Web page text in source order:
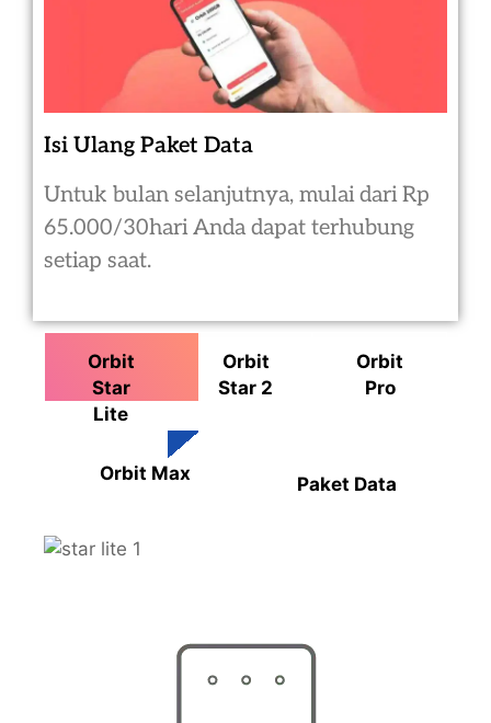
Isi Ulang Paket Data
Untuk bulan selanjutnya, mulai dari Rp
65.000/30hari Anda dapat terhubung
setiap saat.
Orbit
Star
Lite
Orbit
Star 2
Orbit
Pro
Orbit Max Paket Data